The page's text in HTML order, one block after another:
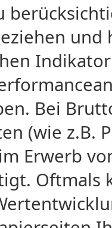
Bei
(wie z.B.
Erwerb
Oftmals